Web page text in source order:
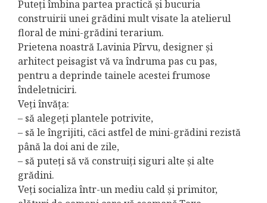
Puteți îmbina partea practică și bucuria
construirii unei grădini mult visate la atelierul
floral de mini-grădini terarium.
Prietena noastră Lavinia Pîrvu, designer și
arhitect peisagist vă va îndruma pas cu pas,
pentru a deprinde tainele acestei frumose
îndeletniciri.
Veți învăța:
– să alegeți plantele potrivite,
– să le îngrijiti, căci astfel de mini-grădini rezistă
până la doi ani de zile,
– să puteți să vă construiți siguri alte și alte
grădini.
Veți socializa într-un mediu cald și primitor,